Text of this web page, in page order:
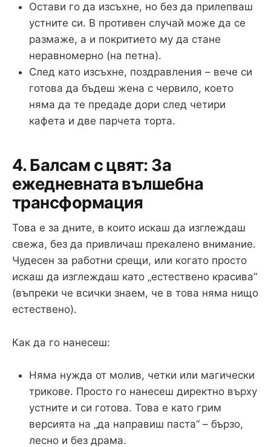
Остави го да изсъхне, но без да прилепваш
устните си. В противен случай може да се
размаже, а и покритието му да стане
неравномерно (на петна).
След като изсъхне, поздравления – вече си
готова да бъдеш жена с червило, което
няма да те предаде дори след четири
кафета и две парчета торта.
4. Балсам с цвят: За
ежедневната вълшебна
трансформация
Това е за дните, в които искаш да изглеждаш
свежа, без да привличаш прекалено внимание.
Чудесен за работни срещи, или когато просто
искаш да изглеждаш като „естествено красива“
(въпреки че всички знаем, че в това няма нищо
естествено).
Как да го нанесеш:
Няма нужда от молив, четки или магически
трикове. Просто го нанесеш директно върху
устните и си готова. Това е като грим
версията на „да направиш паста“ – бързо,
лесно и без драма.